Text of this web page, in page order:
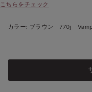
こちらをチェック
カラー: ブラウン -770j -